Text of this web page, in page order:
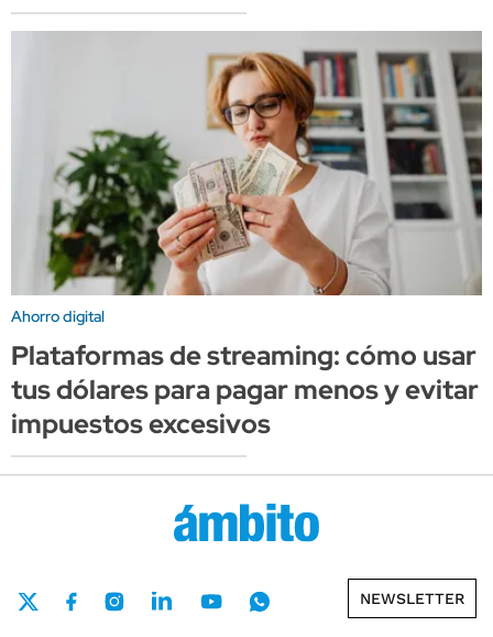
Ahorro digital
Plataformas de streaming: cómo usar
tus dólares para pagar menos y evitar
impuestos excesivos
NEWSLETTER